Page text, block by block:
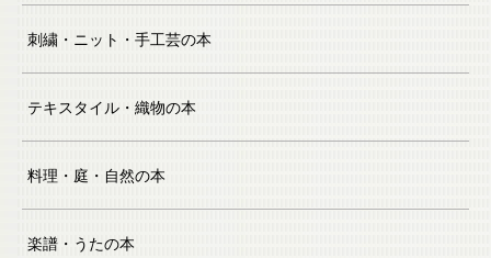
刺繍・ニット・手工芸の本
テキスタイル・織物の本
料理・庭・自然の本
楽譜・うたの本